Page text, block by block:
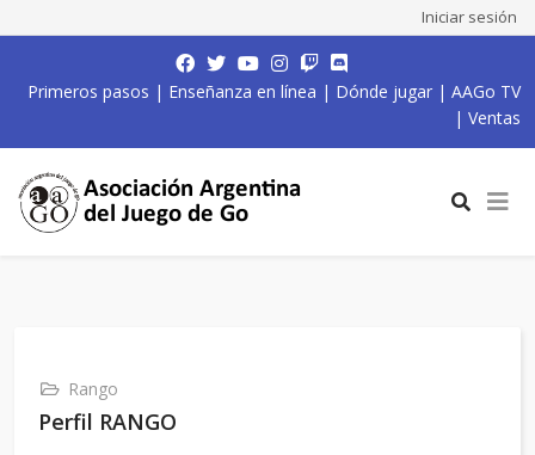
Iniciar sesión
Primeros pasos | Enseñanza en línea | Dónde jugar | AAGo TV
| Ventas
Rango
Perfil RANGO